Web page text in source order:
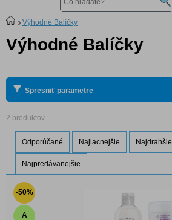
Výhodné Balíčky
Výhodné Balíčky
Spresniť parametre
2 produktov
Odporúčané Najlacnejšie Najdrahšie
Najpredávanejšie
-50%
A